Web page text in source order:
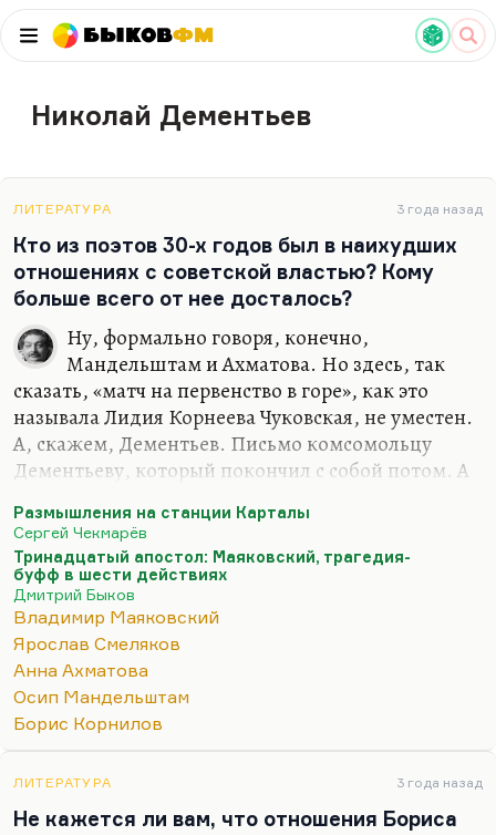
БыковФМ
Николай Дементьев
ЛИТЕРАТУРА 3 года назад
Кто из поэтов 30-х годов был в наихудших
отношениях с советской властью? Кому
больше всего от нее досталось?
Ну, формально говоря, конечно,
Мандельштам и Ахматова. Но здесь, так
сказать, «матч на первенство в горе», как это
называла Лидия Корнеева Чуковская, не уместен.
А, скажем, Дементьев. Письмо комсомольцу
Дементьеву, который покончил с собой потом. А
посажен? А, допустим, Луговской, который
подвергался невероятным проработкам, лепил из
себя «железного и каменного»? А Павел Васильев,
которого расстреляли? А Борис Корнилов,
которого расстреляли? А их друг Ярослав
Смеляков, которого посадили? И трижды
сажали, и он переродился абсолютно, а был
блестящим поэтом.
«Тринадцатом апостоле» Мало кто обратил…
Размышления на станции Карталы
Сергей Чекмарёв
Тринадцатый апостол: Маяковский, трагедия-
буфф в шести действиях
Дмитрий Быков
Владимир Маяковский
Ярослав Смеляков
Анна Ахматова
Осип Мандельштам
Борис Корнилов
ЛИТЕРАТУРА 3 года назад
Не кажется ли вам, что отношения Бориса